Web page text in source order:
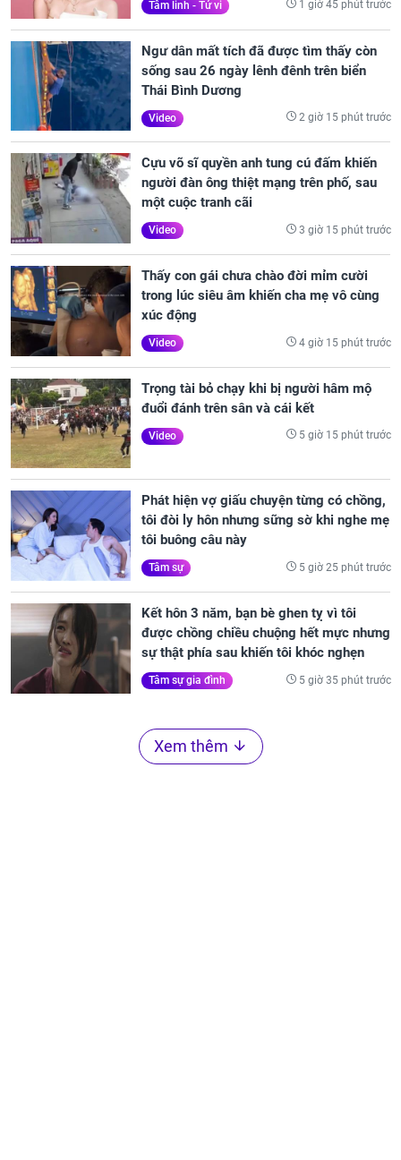
Tâm linh - Tử vi 1 giờ 45 phút trước
Ngư dân mất tích đã được tìm thấy còn
sống sau 26 ngày lênh đênh trên biển
Thái Bình Dương
Video 2 giờ 15 phút trước
Cựu võ sĩ quyền anh tung cú đấm khiến
người đàn ông thiệt mạng trên phố, sau
một cuộc tranh cãi
Video 3 giờ 15 phút trước
Thấy con gái chưa chào đời mỉm cười
trong lúc siêu âm khiến cha mẹ vô cùng
xúc động
Video 4 giờ 15 phút trước
Trọng tài bỏ chạy khi bị người hâm mộ
đuổi đánh trên sân và cái kết
Video 5 giờ 15 phút trước
Phát hiện vợ giấu chuyện từng có chồng,
tôi đòi ly hôn nhưng sững sờ khi nghe mẹ
tôi buông câu này
Tâm sự 5 giờ 25 phút trước
Kết hôn 3 năm, bạn bè ghen tỵ vì tôi
được chồng chiều chuộng hết mực nhưng
sự thật phía sau khiến tôi khóc nghẹn
Tâm sự gia đình 5 giờ 35 phút trước
Xem thêm